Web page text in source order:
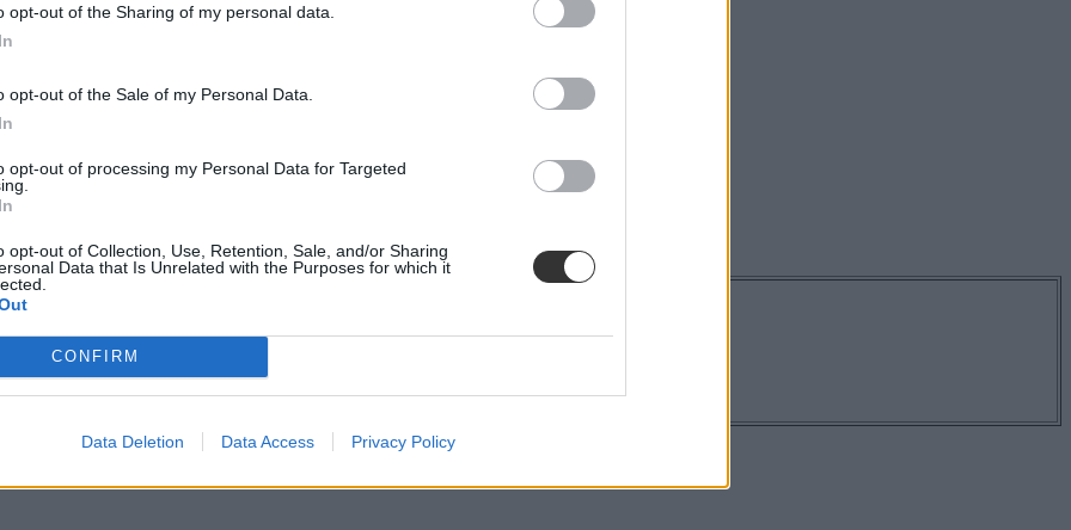
opt-out of the Sharing of my personal data.
opt-out of the Sale of my Personal Data.
opt-out of processing my Personal Data for Targeted
opt-out of Collection, Use, Retention, Sale, and/or Sharing
Data that Is Unrelated with the Purposes for which it
CONFIRM
Data Deletion Data Access Privacy Policy
Kövess minket a Facebookon is, és nem fogsz lemaradni a fontos hírekről!